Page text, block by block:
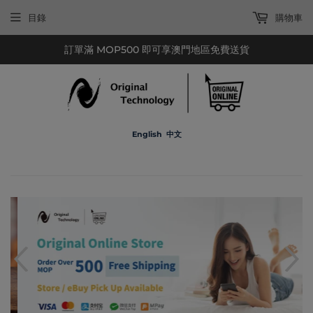
訂單滿 MOP500 即可享澳門地區免費送貨
English 中文
目錄 購物車